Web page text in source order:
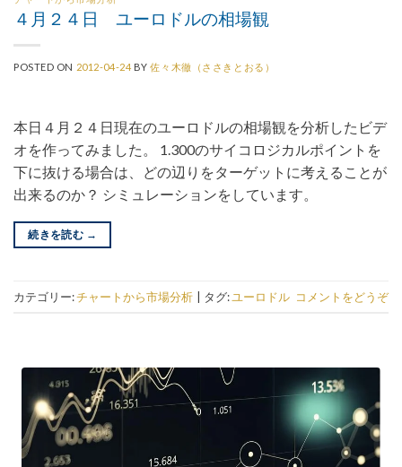
４月２４日 ユーロドルの相場観
POSTED ON 2012-04-24 BY佐々木徹（ささきとおる）
本日４月２４日現在のユーロドルの相場観を分析したビデ
オを作ってみました。 1.300のサイコロジカルポイントを
下に抜ける場合は、どの辺りをターゲットに考えることが
出来るのか？ シミュレーションをしています。
続きを読む →
カテゴリー:チャートから市場分析 タグ:ユーロドル コメントをどうぞ